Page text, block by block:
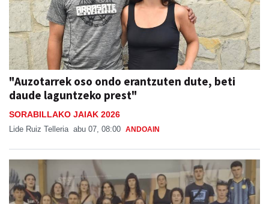
"Auzotarrek oso ondo erantzuten dute, beti
daude laguntzeko prest"
SORABILLAKO JAIAK 2026
Lide Ruiz Telleria abu 07, 08:00 ANDOAIN